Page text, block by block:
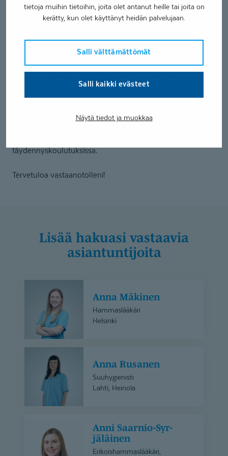
tietoja muihin tietoihin, joita olet antanut heille tai joita on
kerätty, kun olet käyttänyt heidän palvelujaan.
Salli välttämättömät
Salli kaikki evästeet
Näytä tiedot ja muokkaa
Olen valmistunut hammaslääkäriksi Helsingin yliopistosta.
pelkopotilaita ja lapsia. Minulle on tärkeää, että potilas
kokee olonsa turvalliseksi toimenpiteiden aikana. Kerron
toimenpiteen aikana potilaalle, mitä tapahtuu, jotta
empaattinen ja kärsivällinen. Työskentelyssäni olen
täydennyskoulutuksissa.
Tervetuloa vastaanotolleni!
Lisää hakuasi vastaavia
asiantuntijoita
Mäkinen
Anna Mäkinen
Hammaslääkäri
Helsinki
Rusanen
Anna Rusanen
Suuhygienisti
Lahti, Heinola
Saarnio-
Syrjäläinen
Anni Saarnio-Syr­
jäläinen
Erikoishammaslääkäri,